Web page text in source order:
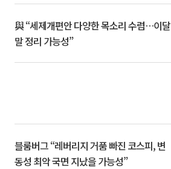
與 “세제개편안 다양한 목소리 수렴…이달
말 정리 가능성”
블룸버그 “레버리지 거품 빠진 코스피, 변
동성 최악 국면 지났을 가능성”